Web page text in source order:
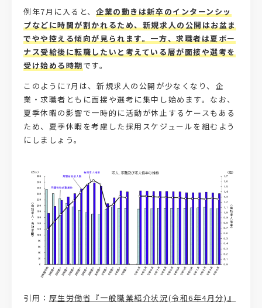
例年7月に入ると、企業の動きは新卒のインターンシッ
プなどに時間が割かれるため、新規求人の公開はお盆ま
でやや控える傾向が見られます。一方、求職者は夏ボー
ナス受給後に転職したいと考えている層が面接や選考を
受け始める時期です。
このように7月は、新規求人の公開が少なくなり、企
業・求職者ともに面接や選考に集中し始めます。なお、
夏季休暇の影響で一時的に活動が休止するケースもある
ため、夏季休暇を考慮した採用スケジュールを組むよう
にしましょう。
引用： 厚生労働省『一般職業紹介状況(令和6年4月分)』